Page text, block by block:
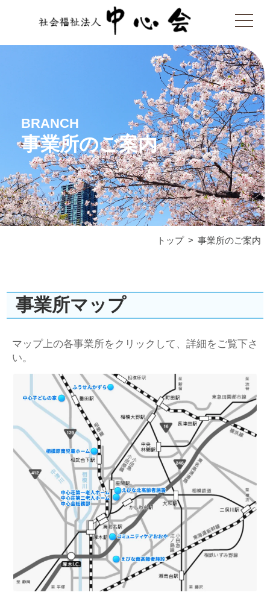
BRANCH
事業所のご案内
トップ 事業所のご案内
事業所マップ
マップ上の各事業所をクリックして、詳細をご覧下さ
い。